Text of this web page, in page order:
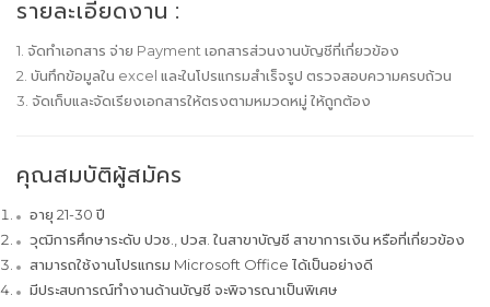
รายละเอียดงาน :
1. จัดทำเอกสาร จ่าย Payment เอกสารส่วนงานบัญชีที่เกี่ยวข้อง
2. บันทึกข้อมูลใน excel และในโปรแกรมสำเร็จรูป ตรวจสอบความครบถ้วน
3. จัดเก็บและจัดเรียงเอกสารให้ตรงตามหมวดหมู่ ให้ถูกต้อง
คุณสมบัติผู้สมัคร
อายุ 21-30 ปี
วุฒิการศึกษาระดับ ปวช., ปวส. ในสาขาบัญชี สาขาการเงิน หรือที่เกี่ยวข้อง
สามารถใช้งานโปรแกรม Microsoft Office ได้เป็นอย่างดี
มีประสบการณ์ทำงานด้านบัญชี จะพิจารณาเป็นพิเศษ